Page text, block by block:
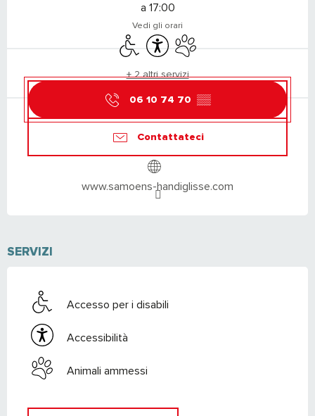
a 17:00
Vedi gli orari
Accesso per i disabili
AccessibilitàAnimali ammessi
+ 2 altri servizi
06 10 74 70 ▒▒
Contattateci
www.samoens-handiglisse.com
SERVIZI
Accesso per i disabili
Accessibilità
Animali ammessi